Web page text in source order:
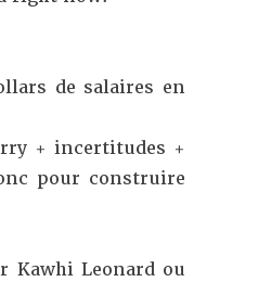
de salaires en
+ incertitudes +
pour construire
Kawhi Leonard ou